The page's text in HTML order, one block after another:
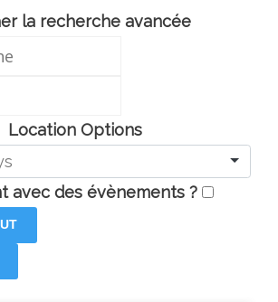
la recherche avancée
Location Options
avec des évènements ?